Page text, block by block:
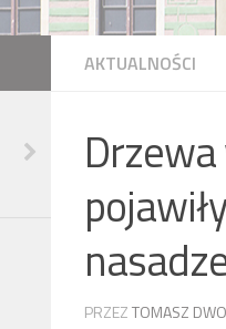
AKTUALNOŚCI
PRZEZTOMASZ